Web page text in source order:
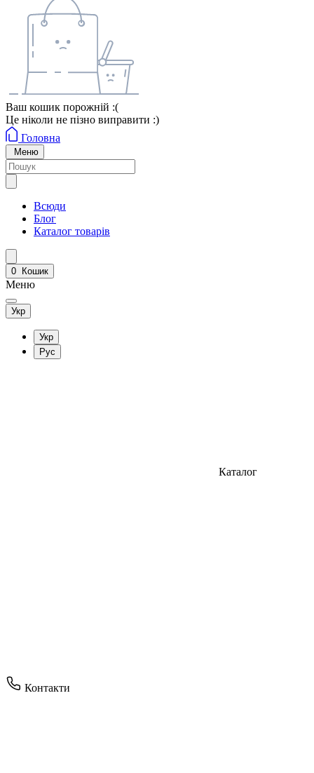
Ваш кошик порожній :(
Це ніколи не пізно виправити :)
Головна
Меню
Всюди
Блог
Каталог товарів
0 Кошик
Меню
Укр
Укр
Рус
Каталог
Контакти